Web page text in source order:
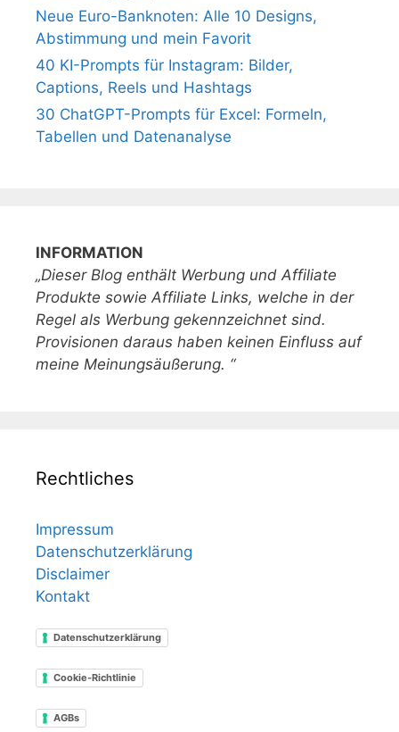
Neue Euro-Banknoten: Alle 10 Designs,
Abstimmung und mein Favorit
40 KI-Prompts für Instagram: Bilder,
Captions, Reels und Hashtags
30 ChatGPT-Prompts für Excel: Formeln,
Tabellen und Datenanalyse
INFORMATION
„Dieser Blog enthält Werbung und Affiliate
Produkte sowie Affiliate Links, welche in der
Regel als Werbung gekennzeichnet sind.
Provisionen daraus haben keinen Einfluss auf
meine Meinungsäußerung. “
Rechtliches
Impressum
Datenschutzerklärung
Disclaimer
Kontakt
Datenschutzerklärung
Cookie-Richtlinie
AGBs